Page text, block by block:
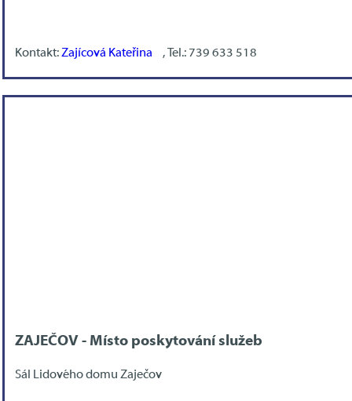
Kontakt:Zajícová Kateřina , Tel.: 739 633 518
ZAJEČOV - Místo poskytování služeb
Sál Lidového domu Zaječov